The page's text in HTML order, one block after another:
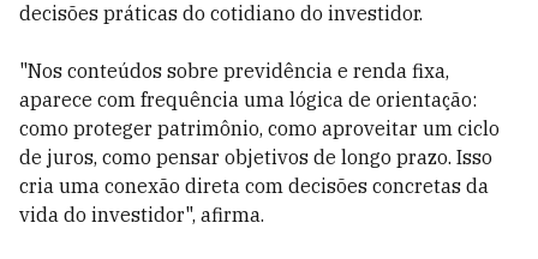
decisões práticas do cotidiano do investidor.
"Nos conteúdos sobre previdência e renda fixa,
aparece com frequência uma lógica de orientação:
como proteger patrimônio, como aproveitar um ciclo
de juros, como pensar objetivos de longo prazo. Isso
cria uma conexão direta com decisões concretas da
vida do investidor", afirma.